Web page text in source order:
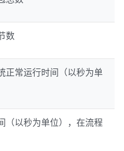
数
正常运行时间（以秒为单
（以秒为单位），在流程